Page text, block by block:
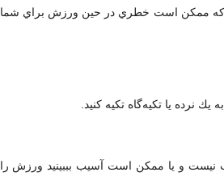
كه ممكن است خطري در حين ورزش براي شما
نرده يا تكيه‌گاه تكيه كنيد.
نيست و يا ممكن است آسيب بببينيد ورزش را